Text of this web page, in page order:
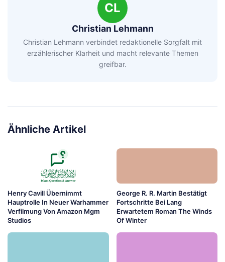
CL
Christian Lehmann
Christian Lehmann verbindet redaktionelle Sorgfalt mit
erzählerischer Klarheit und macht relevante Themen
greifbar.
Ähnliche Artikel
Henry Cavill Übernimmt
Hauptrolle In Neuer Warhammer
Verfilmung Von Amazon Mgm
Studios
George R. R. Martin Bestätigt
Fortschritte Bei Lang
Erwartetem Roman The Winds
Of Winter